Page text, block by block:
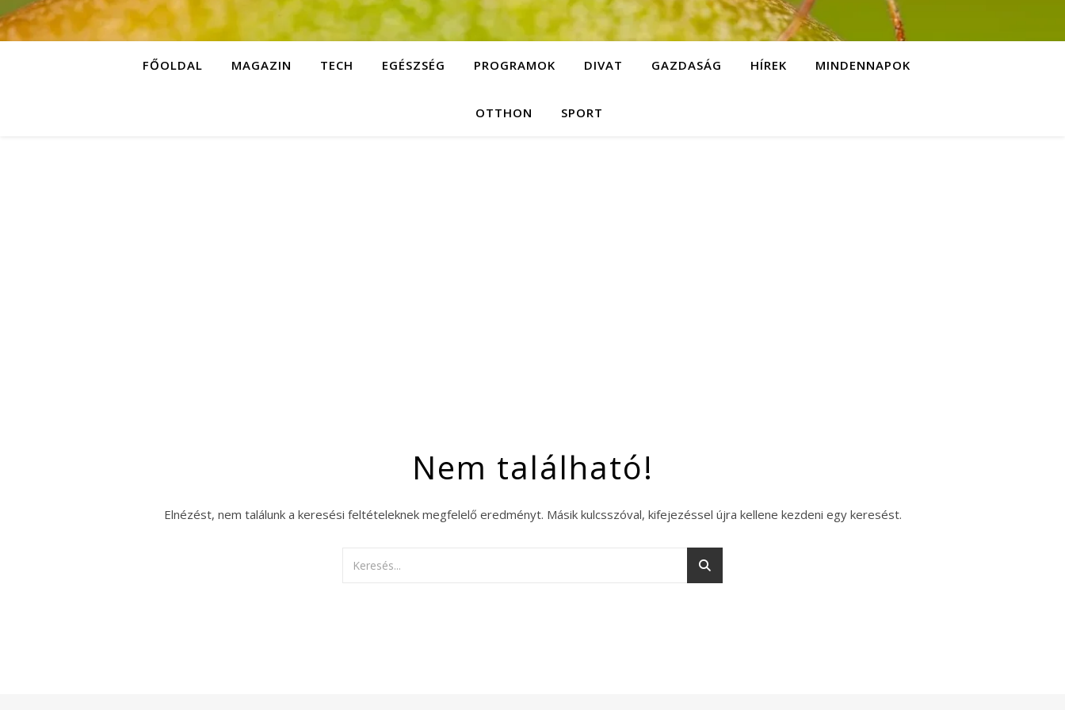
FŐOLDAL MAGAZIN TECH EGÉSZSÉG PROGRAMOK DIVAT GAZDASÁG HÍREK MINDENNAPOK
OTTHON SPORT
Nem található!
Elnézést, nem találunk a keresési feltételeknek megfelelő eredményt. Másik kulcsszóval, kifejezéssel újra kellene kezdeni egy keresést.